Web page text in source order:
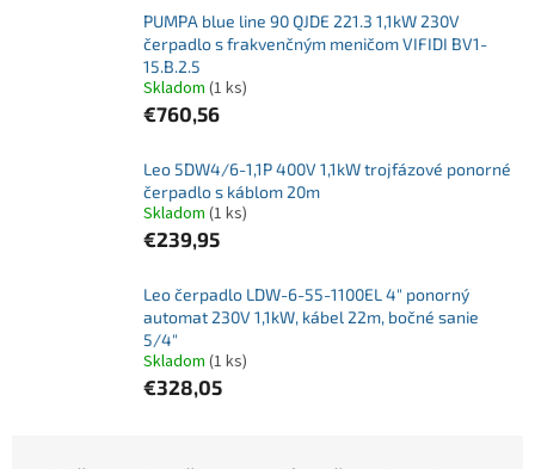
PUMPA blue line 90 QJDE 221.3 1,1kW 230V
čerpadlo s frakvenčným meničom VIFIDI BV1-
15.B.2.5
Skladom (1 ks)
€760,56
Leo 5DW4/6-1,1P 400V 1,1kW trojfázové ponorné
čerpadlo s káblom 20m
Skladom (1 ks)
€239,95
Leo čerpadlo LDW-6-55-1100EL 4" ponorný
automat 230V 1,1kW, kábel 22m, bočné sanie
5/4"
Skladom (1 ks)
€328,05